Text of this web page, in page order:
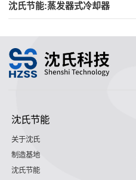
沈氏节能:蒸发器式冷却器
沈氏节能
关于沈氏
制造基地
沈氏节能